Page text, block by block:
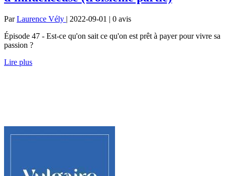
ParLaurence Vély | 2022-09-01 | 0 avis
Épisode 47 - Est-ce qu'on sait ce qu'on est prêt à payer pour vivre sa
passion ?
Lire plus